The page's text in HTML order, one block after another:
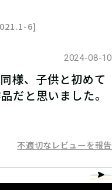
6]
2024-08-10
様、子供と初めて
だと思いました。
不適切なレビューを報告